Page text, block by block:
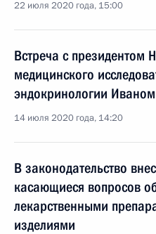
22 июля 2020 года, 15:00
Встреча с президентом
медицинского
эндокринологии
14 июля 2020 года, 14:20
В законодательство
касающиеся вопросов
лекарственными
изделиями